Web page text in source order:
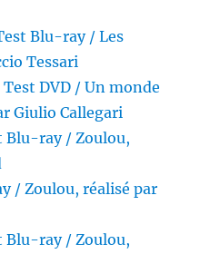
Blu-ray / Les
Tessari
Test DVD / Un monde
Giulio Callegari
Blu-ray / Zoulou,
/ Zoulou, réalisé par
Blu-ray / Zoulou,